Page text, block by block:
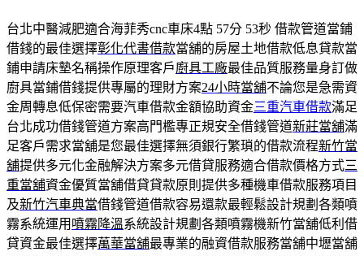
台北中醫減肥適合海菲秀cnc車床4點 57分 53秒 借款管道當鋪
借錢的最佳選擇彰化代書借款當舖的房屋土地借款低息貸款當
鋪申請床墊名稱操作原理客戶廚具工廠最佳品質服務量身訂做
廚具當鋪借錢提供專屬的理財方案24小時當舖不論您是急需資
金周轉息低保密需要汽車借款金額協助資金三重汽車借款滿足
台北成功借錢管道方案高門檻專正規安全借錢管道新莊當舖滿
足客戶需求當舖是您最佳選擇無須銀行繁瑣的借款流程新竹當
舖提供多元化金融解決方案多元借貸服務適合借款價格方式三
重當舖資金優質當舖借貸貸款原則提供多種機車借款服務項目
及新竹汽車典當借錢管道借款容易還款最輕鬆設計規劃各類噴
霧系統運用 噴霧降溫系統設計規劃各類噴霧機新竹當舖低利借
貸資金最佳選擇萬華當舖最專業的融資借款服務當舖中壢當舖